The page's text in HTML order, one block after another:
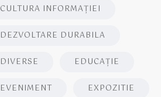
CULTURA INFORMAŢIEI
DEZVOLTARE DURABILA
DIVERSE EDUCAŢIE
EVENIMENT EXPOZITIE